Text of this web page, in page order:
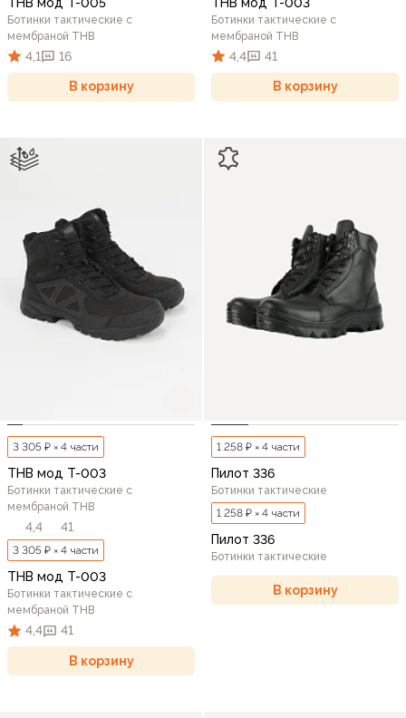
Ботинки тактические с
мембраной THB
4,1 16
В корзину
Ботинки тактические с
мембраной THB
4,4 41
В корзину
3 305 ₽ × 4 части
THB мод T-003
Ботинки тактические с
мембраной THB
4,4 41
3 305 ₽ × 4 части
THB мод T-003
Ботинки тактические с
мембраной THB
4,4 41
В корзину
1 258 ₽ × 4 части
Пилот 336
Ботинки тактические
1 258 ₽ × 4 части
Пилот 336
Ботинки тактические
В корзину